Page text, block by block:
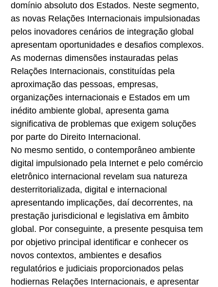
domínio absoluto dos Estados. Neste segmento,
as novas Relações Internacionais impulsionadas
pelos inovadores cenários de integração global
apresentam oportunidades e desafios complexos.
As modernas dimensões instauradas pelas
Relações Internacionais, constituídas pela
aproximação das pessoas, empresas,
organizações internacionais e Estados em um
inédito ambiente global, apresenta gama
significativa de problemas que exigem soluções
por parte do Direito Internacional.
No mesmo sentido, o contemporâneo ambiente
digital impulsionado pela Internet e pelo comércio
eletrônico internacional revelam sua natureza
desterritorializada, digital e internacional
apresentando implicações, daí decorrentes, na
prestação jurisdicional e legislativa em âmbito
global. Por conseguinte, a presente pesquisa tem
por objetivo principal identificar e conhecer os
novos contextos, ambientes e desafios
regulatórios e judiciais proporcionados pelas
hodiernas Relações Internacionais, e apresentar